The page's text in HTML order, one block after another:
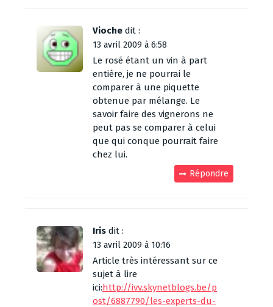
Vioche dit :
13 avril 2009 à 6:58
Le rosé étant un vin à part
entière, je ne pourrai le
comparer à une piquette
obtenue par mélange. Le
savoir faire des vignerons ne
peut pas se comparer à celui
que qui conque pourrait faire
chez lui.
Répondre
Iris dit :
13 avril 2009 à 10:16
Article très intéressant sur ce
sujet à lire
ici:http://ivv.skynetblogs.be/p
ost/6887790/les-experts-du-